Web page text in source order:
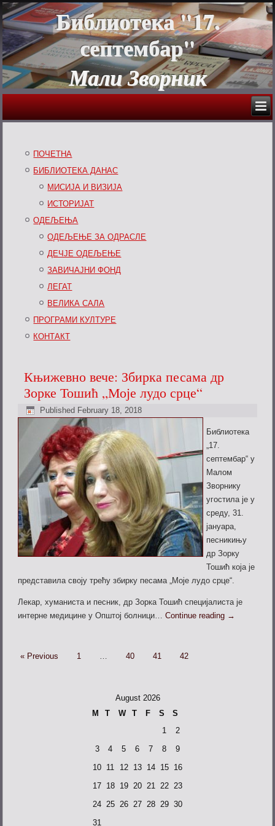
Библиотека "17.
септембар"
Мали Зворник
ПОЧЕТНА
БИБЛИОТЕКА ДАНАС
МИСИЈА И ВИЗИЈА
ИСТОРИЈАТ
ОДЕЉЕЊА
ОДЕЉЕЊЕ ЗА ОДРАСЛЕ
ДЕЧЈЕ ОДЕЉЕЊЕ
ЗАВИЧАЈНИ ФОНД
ЛЕГАТ
ВЕЛИКА САЛА
ПРОГРАМИ КУЛТУРЕ
КОНТАКТ
Књижевно вече: Збирка песама др
Зорке Тошић „Моје лудо срце“
Published February 18, 2018
Библиотека
„17.
септембар“ у
Малом
Зворнику
угостила је у
среду, 31.
јануара,
песникињу
др Зорку
Тошић која је
представила своју трећу збирку песама „Моје лудо срце“.
Лекар, хуманиста и песник, др Зорка Тошић специјалиста је
интерне медицине у Општој болници…Continue reading →
« Previous 1 … 40 41 42
August 2026
M
T W T F S
S
1
2
3
4 5 6 7 8
9
10 11 12 13 14 15
16
17 18 19 20 21 22 23
24 25 26 27 28 29 30
31